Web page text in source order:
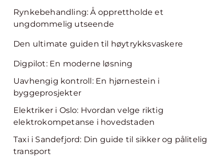
Rynkebehandling: Å opprettholde et
ungdommelig utseende
Den ultimate guiden til høytrykksvaskere
Digpilot: En moderne løsning
Uavhengig kontroll: En hjørnestein i
byggeprosjekter
Elektriker i Oslo: Hvordan velge riktig
elektrokompetanse i hovedstaden
Taxi i Sandefjord: Din guide til sikker og pålitelig
transport